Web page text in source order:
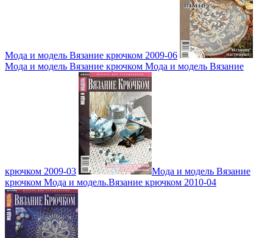
Мода и модель Вязание крючком 2009-06
Мода и модель Вязание крючком Мода и модель Вязание
крючком 2009-03
Мода и модель Вязание
крючком Мода и модель.Вязание крючком 2010-04